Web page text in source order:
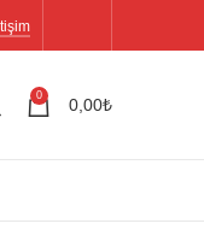
0 0,00₺